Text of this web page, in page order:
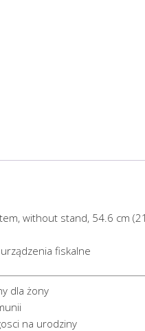
without stand, 54.6 cm
fiskalne
dla żony
na urodziny